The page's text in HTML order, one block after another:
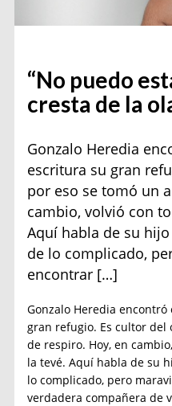
“No puedo
cresta de la
Gonzalo Heredia
escritura su gran
por eso se tomó un
cambio, volvió con
Aquí habla de su
de lo complicado,
encontrar […]
Gonzalo Heredia
gran refugio. Es cultor del
de respiro. Hoy, en
la tevé. Aquí habla de su
lo complicado, pero
verdadera compañera de